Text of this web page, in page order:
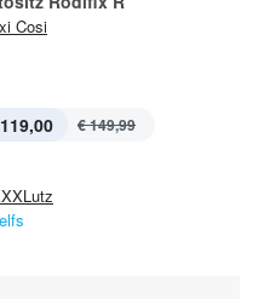
Cosi
€ 149,99